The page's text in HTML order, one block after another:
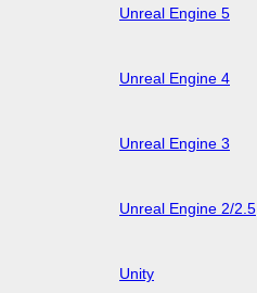
Unreal Engine 5
Unreal Engine 4
Unreal Engine 3
Unreal Engine 2/2.5
Unity